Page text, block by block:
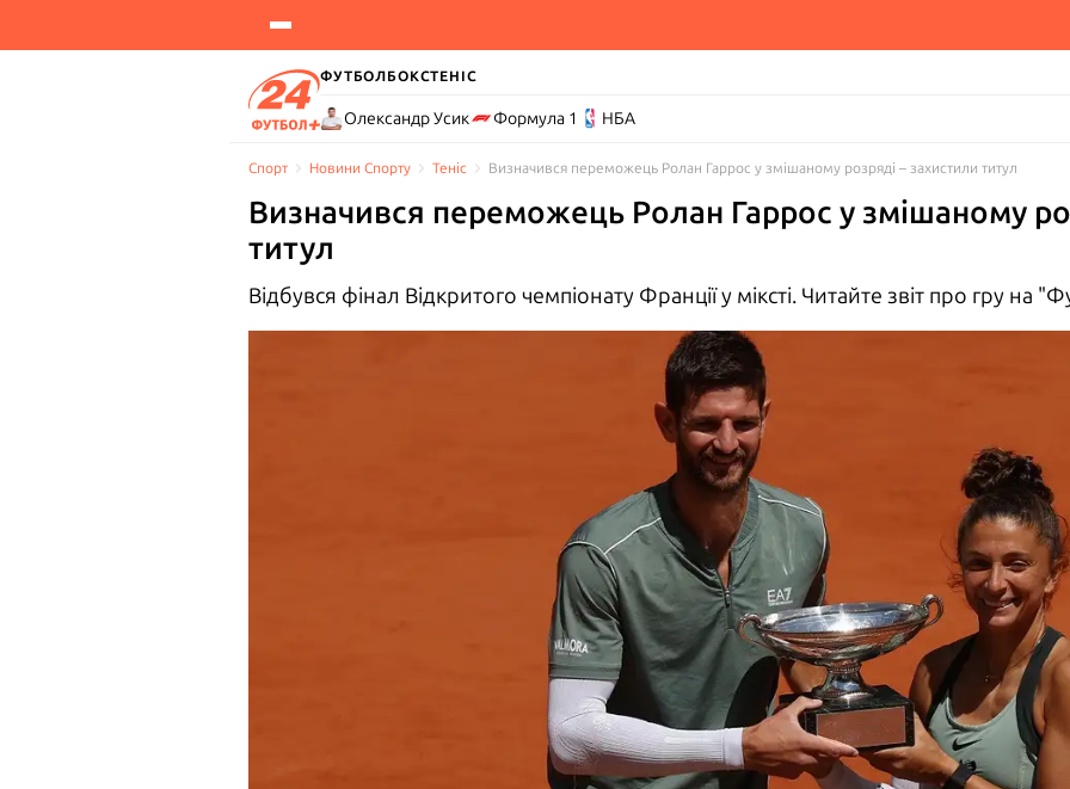
ФУТБОЛБОКСТЕНІС
Олександр Усик Формула 1 НБА
Спорт Новини Спорту Теніс Визначився переможець Ролан Гаррос у змішаному розряді – захистили титул
Визначився переможець Ролан Гаррос у змішаному
титул
Відбувся фінал Відкритого чемпіонату Франції у міксті. Читайте звіт про гру на